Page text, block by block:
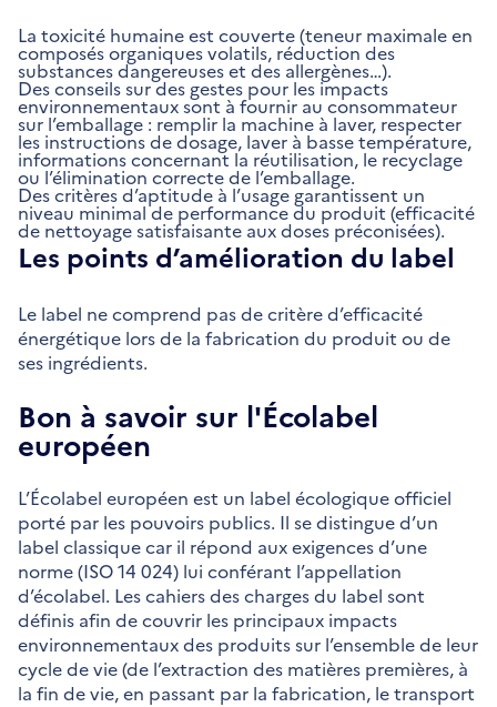
La toxicité humaine est couverte (teneur maximale en
composés organiques volatils, réduction des
substances dangereuses et des allergènes…).
Des conseils sur des gestes pour les impacts
environnementaux sont à fournir au consommateur
sur l’emballage : remplir la machine à laver, respecter
les instructions de dosage, laver à basse température,
informations concernant la réutilisation, le recyclage
ou l’élimination correcte de l’emballage.
Des critères d’aptitude à l’usage garantissent un
niveau minimal de performance du produit (efficacité
de nettoyage satisfaisante aux doses préconisées).
Les points d’amélioration du label
Le label ne comprend pas de critère d’efficacité
énergétique lors de la fabrication du produit ou de
ses ingrédients.
Bon à savoir sur l'Écolabel
européen
L’Écolabel européen est un label écologique officiel
porté par les pouvoirs publics. Il se distingue d’un
label classique car il répond aux exigences d’une
norme (ISO 14 024) lui conférant l’appellation
d’écolabel. Les cahiers des charges du label sont
définis afin de couvrir les principaux impacts
environnementaux des produits sur l’ensemble de leur
cycle de vie (de l’extraction des matières premières, à
la fin de vie, en passant par la fabrication, le transport